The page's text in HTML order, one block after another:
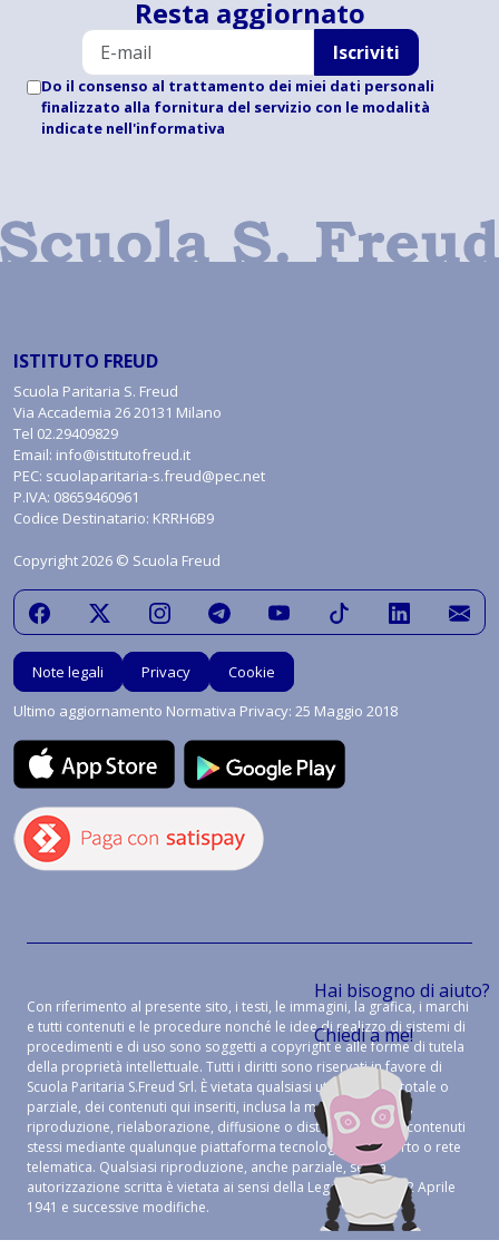
Hai bisogno di aiuto?
Chiedi a me!
Resta aggiornato
Iscriviti
Do il consenso al trattamento dei miei dati personali
finalizzato alla fornitura del servizio con le modalità
indicate nell'informativa
ISTITUTO FREUD
Scuola Paritaria S. Freud
Via Accademia 26 20131 Milano
Tel 02.29409829
Email: info@istitutofreud.it
PEC: scuolaparitaria-s.freud@pec.net
P.IVA: 08659460961
Codice Destinatario: KRRH6B9
Copyright 2026 © Scuola Freud
Note legali Privacy
Cookie
Ultimo aggiornamento Normativa Privacy: 25 Maggio 2018
Con riferimento al presente sito, i testi, le immagini, la grafica, i marchi
e tutti contenuti e le procedure nonché le idee di realizzo di sistemi di
procedimenti e di uso sono soggetti a copyright e alle forme di tutela
della proprietà intellettuale. Tutti i diritti sono riservati in favore di
Scuola Paritaria S.Freud Srl. È vietata qualsiasi utilizzazione, totale o
parziale, dei contenuti qui inseriti, inclusa la memorizzazione,
riproduzione, rielaborazione, diffusione o distribuzione dei contenuti
stessi mediante qualunque piattaforma tecnologica, supporto o rete
telematica. Qualsiasi riproduzione, anche parziale, senza
autorizzazione scritta è vietata ai sensi della Legge 633 del 22 Aprile
1941 e successive modifiche.
CREDITS:ALEIDE WEB AGENCY